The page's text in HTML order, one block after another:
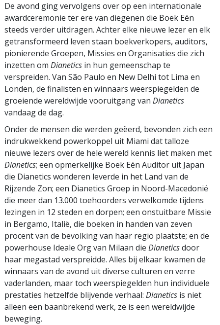
De avond ging vervolgens over op een internationale
awardceremonie ter ere van diegenen die Boek Eén
steeds verder uitdragen. Achter elke nieuwe lezer en elk
getransformeerd leven staan boekverkopers, auditors,
pionierende Groepen, Missies en Organisaties die zich
inzetten om Dianetics in hun gemeenschap te
verspreiden. Van São Paulo en New Delhi tot Lima en
Londen, de finalisten en winnaars weerspiegelden de
groeiende wereldwijde vooruitgang van Dianetics
vandaag de dag.
Onder de mensen die werden geëerd, bevonden zich een
indrukwekkend powerkoppel uit Miami dat talloze
nieuwe lezers over de hele wereld kennis liet maken met
Dianetics; een opmerkelijke Boek Eén Auditor uit Japan
die Dianetics wonderen leverde in het Land van de
Rijzende Zon; een Dianetics Groep in Noord-Macedonië
die meer dan 13.000 toehoorders verwelkomde tijdens
lezingen in 12 steden en dorpen; een onstuitbare Missie
in Bergamo, Italië, die boeken in handen van zeven
procent van de bevolking van haar regio plaatste; en de
powerhouse Ideale Org van Milaan die Dianeticsdoor
haar megastad verspreidde. Alles bij elkaar kwamen de
winnaars van de avond uit diverse culturen en verre
vaderlanden, maar toch weerspiegelden hun individuele
prestaties hetzelfde blijvende verhaal: Dianetics is niet
alleen een baanbrekend werk, ze is een wereldwijde
beweging.